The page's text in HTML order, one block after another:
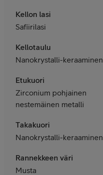
Kellon lasi
Safiirilasi
Kellotaulu
Nanokrystalli-keraaminen
Etukuori
Zirconium pohjainen
nestemäinen metalli
Takakuori
Nanokrystalli-keraaminen
Rannekkeen väri
Musta